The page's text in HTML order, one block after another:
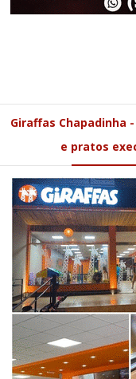
Giraffas Chapadinha
e pratos